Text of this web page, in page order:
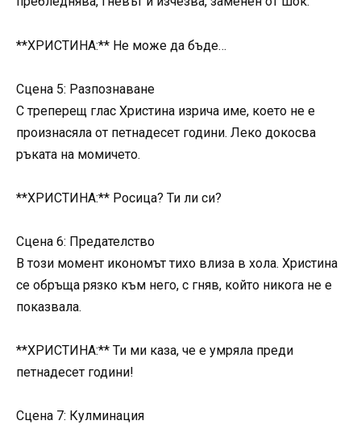
**ХРИСТИНА:** Не може да бъде…
Сцена 5: Разпознаване
С треперещ глас Христина изрича име, което не е
произнасяла от петнадесет години. Леко докосва
ръката на момичето.
**ХРИСТИНА:** Росица? Ти ли си?
Сцена 6: Предателство
В този момент икономът тихо влиза в хола. Христина
се обръща рязко към него, с гняв, който никога не е
показвала.
**ХРИСТИНА:** Ти ми каза, че е умряла преди
петнадесет години!
Сцена 7: Кулминация